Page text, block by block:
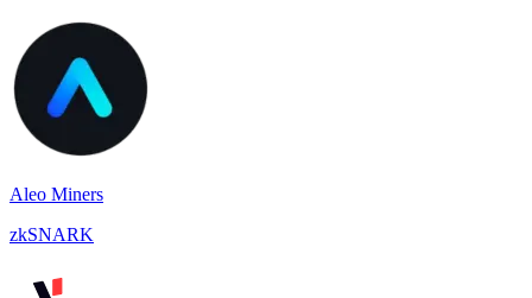
Aleo Miners
zkSNARK